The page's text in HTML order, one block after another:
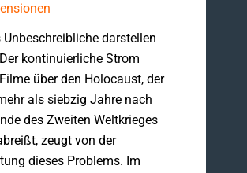
Unbeschreibliche darstellen
kontinuierliche Strom
über den Holocaust, der
als siebzig Jahre nach
des Zweiten Weltkrieges
zeugt von der
dieses Problems. Im